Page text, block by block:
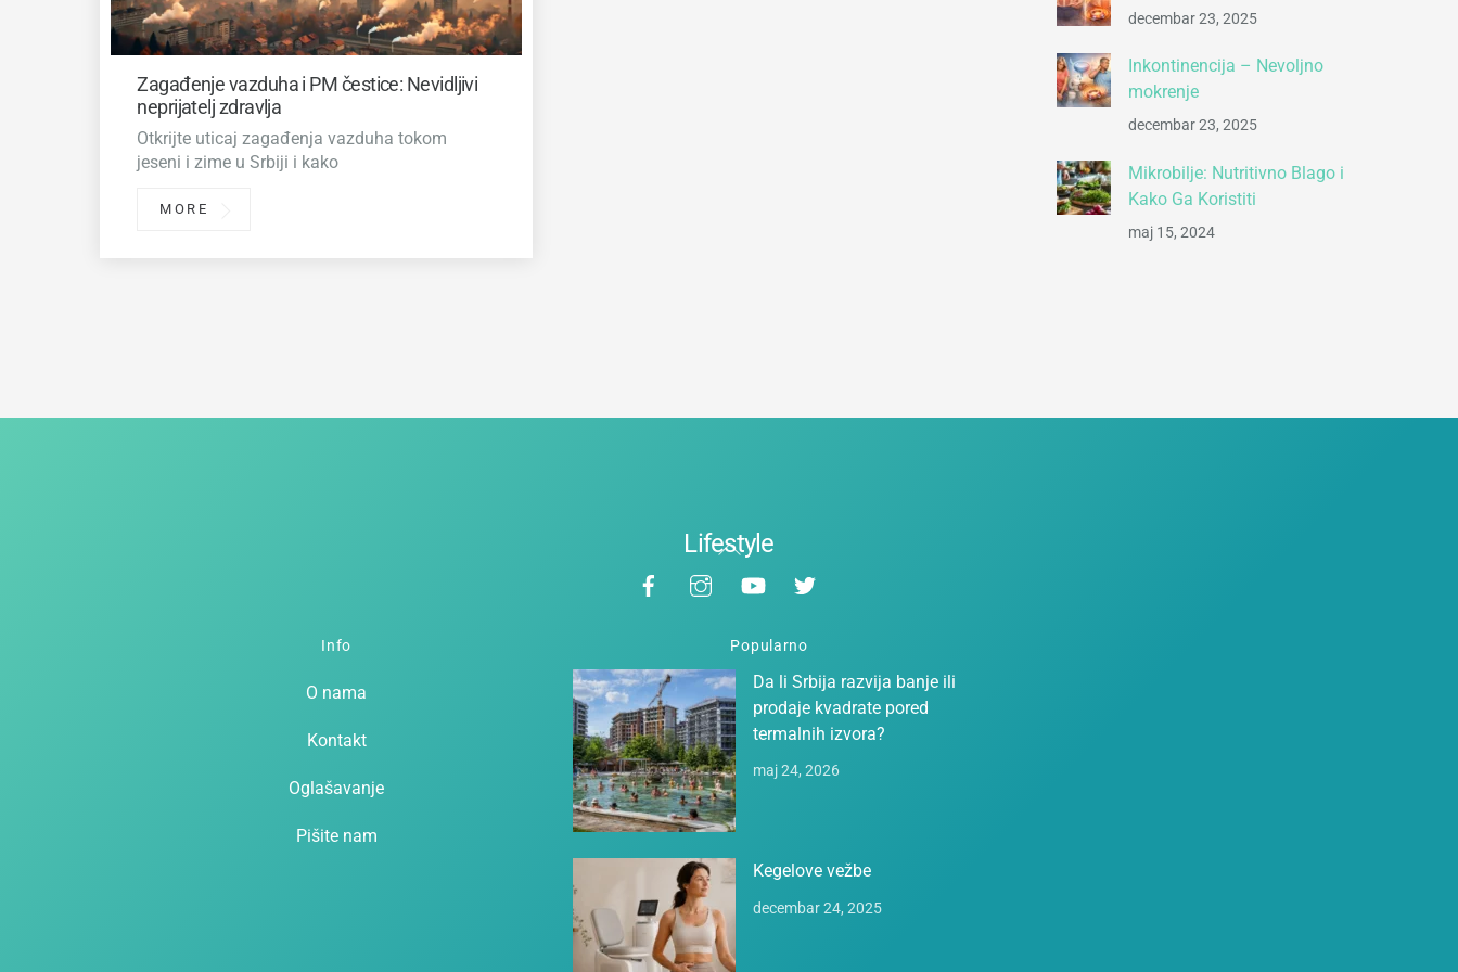
Zagađenje vazduha i PM čestice: Nevidljivi
neprijatelj zdravlja
Otkrijte uticaj zagađenja vazduha tokom
jeseni i zime u Srbiji i kako
MORE
decembar 23, 2025
Inkontinencija – Nevoljno
mokrenje
decembar 23, 2025
Mikrobilje: Nutritivno Blago i
Kako Ga Koristiti
maj 15, 2024
Back
To
Lifestyle
Facebook
Info
O nama
Kontakt
Oglašavanje
Pišite nam
Popularno
Da li Srbija razvija banje ili
prodaje kvadrate pored
termalnih izvora?
maj 24, 2026
Kegelove vežbe
decembar 24, 2025